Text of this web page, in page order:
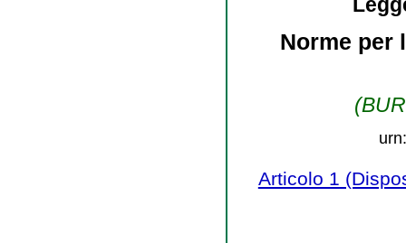
Norme per
Articolo 1